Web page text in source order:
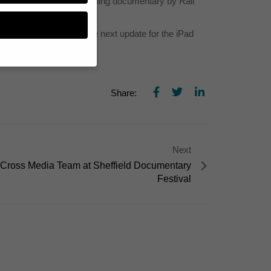
on the App Store. The next update for the iPad
Share:
Next
Media Team at Sheffield Documentary
Festival
Kategorien
erforderlich.